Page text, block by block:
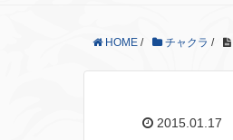
HOME / チャクラ /
2015.01.17